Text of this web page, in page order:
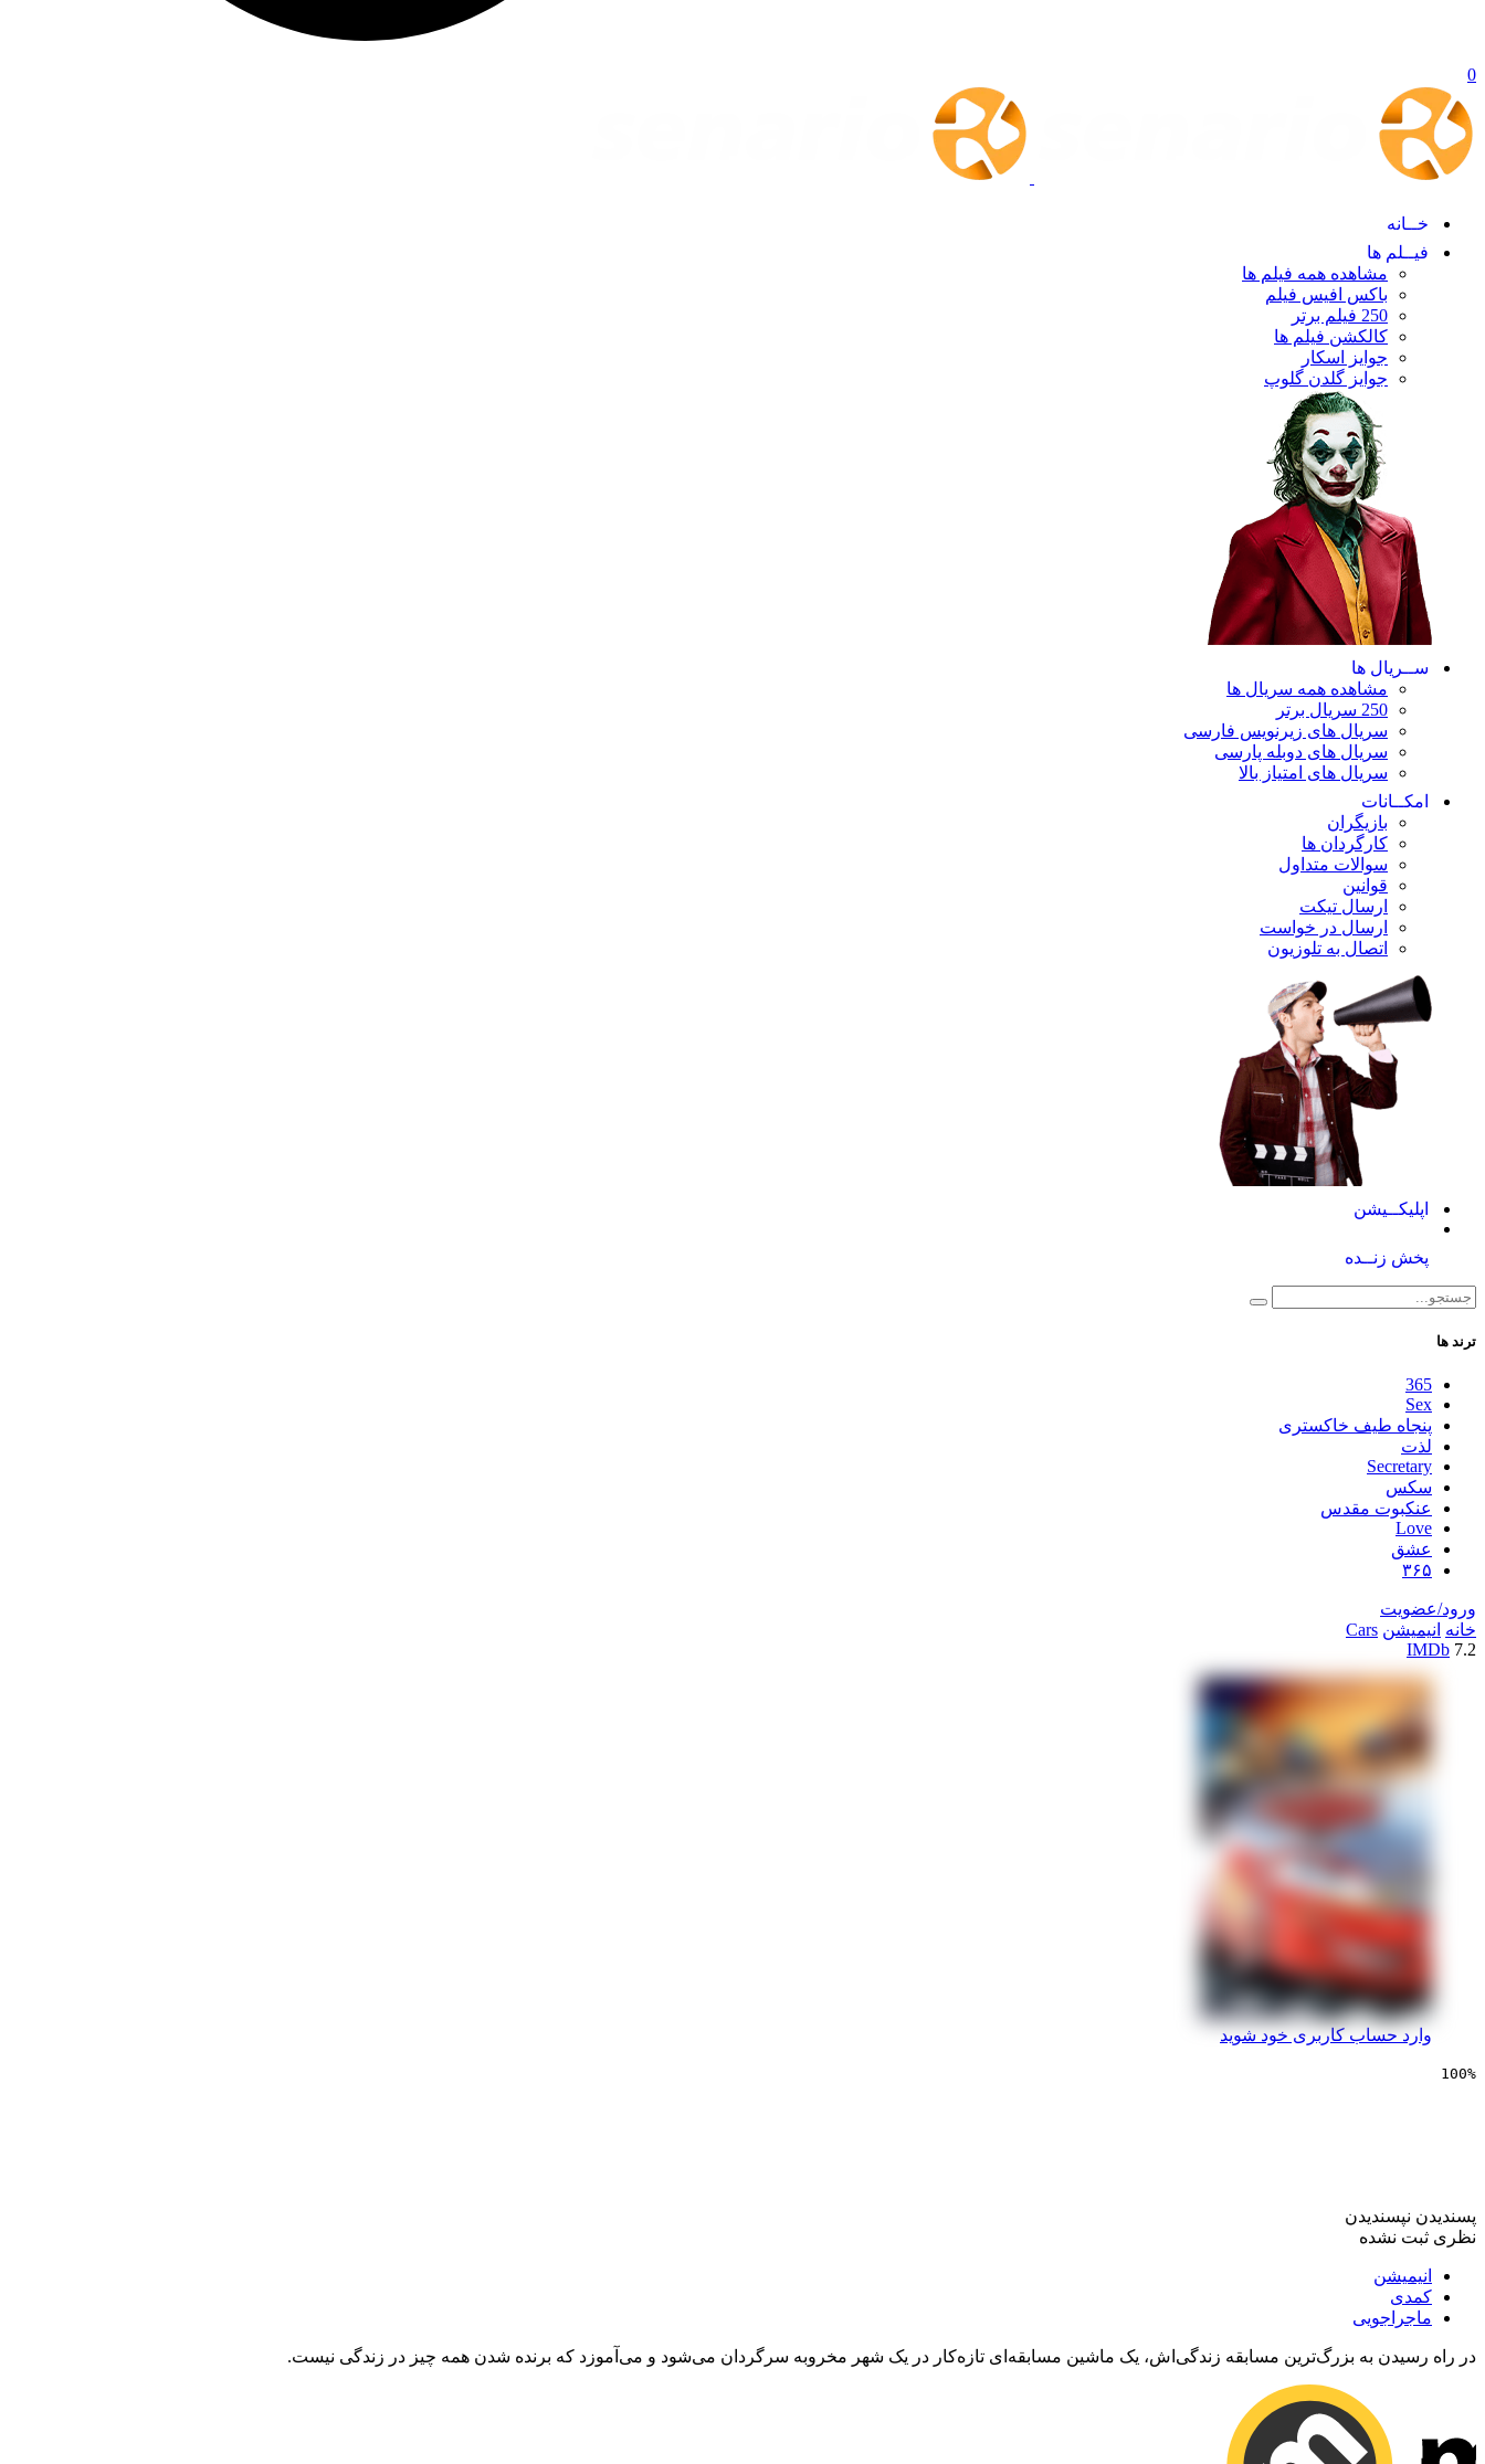
0
خــانه
فیــلم ها
مشاهده همه فیلم ها
باکس افیس فیلم
250 فیلم برتر
کالکشن فیلم ها
جوایز اسکار
جوایز گلدن گلوپ
ســریال ها
مشاهده همه سریال ها
250 سریال برتر
سریال های زیرنویس فارسی
سریال های دوبله پارسی
سریال های امتیاز بالا
امکــانات
بازیگران
کارگردان ها
سوالات متداول
قوانین
ارسال تیکت
ارسال در خواست
اتصال به تلوزیون
اپلیکــیشن
پخش زنــده
ترند ها
365
Sex
پنجاه طیف خاکستری
لذت
Secretary
سکس
عنکبوت مقدس
Love
عشق
۳۶۵
ورود/عضویت
خانه انیمیشن Cars
IMDb 7.2
وارد حساب کاربری خود شوید
100%
پسندیدن نپسندیدن
نظری ثبت نشده
انیمیشن
کمدی
ماجراجویی
در راه رسیدن به بزرگ‌ترین مسابقه زندگی‌اش، یک ماشین مسابقه‌ای تازه‌کار در یک شهر مخروبه سرگردان می‌شود و می‌آموزد که برنده شدن همه چیز در زندگی نیست.